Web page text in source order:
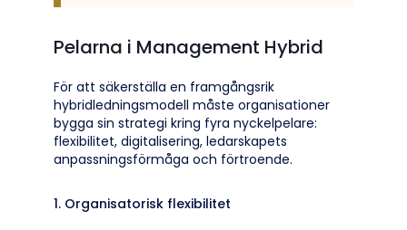
Pelarna i Management Hybrid
För att säkerställa en framgångsrik
hybridledningsmodell måste organisationer
bygga sin strategi kring fyra nyckelpelare:
flexibilitet, digitalisering, ledarskapets
anpassningsförmåga och förtroende.
1. Organisatorisk flexibilitet